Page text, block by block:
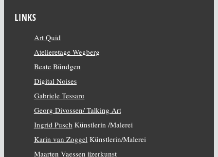
LINKS
Art Quid
Atelieretage Wegberg
Beate Bündgen
Digital Noises
Gabriele Tessaro
Georg Divossen/ Talking Art
Ingrid Pusch Künstlerin /Malerei
Karin van ZoggelKünstlerin/Malerei
Maarten Vaessen ijzerkunst